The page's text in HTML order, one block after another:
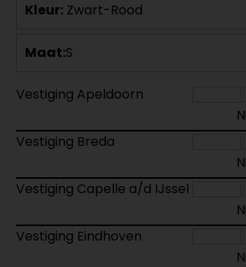
Kleur: Zwart-Rood
Maat:S
Vestiging Apeldoorn
Vestiging Breda
Vestiging Capelle a/d IJssel
Vestiging Eindhoven